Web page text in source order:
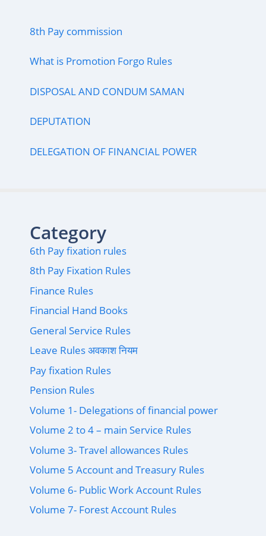
8th Pay commission
What is Promotion Forgo Rules
DISPOSAL AND CONDUM SAMAN
DEPUTATION
DELEGATION OF FINANCIAL POWER
Category
6th Pay fixation rules
8th Pay Fixation Rules
Finance Rules
Financial Hand Books
General Service Rules
Leave Rules अवकाश नियम
Pay fixation Rules
Pension Rules
Volume 1- Delegations of financial power
Volume 2 to 4 – main Service Rules
Volume 3- Travel allowances Rules
Volume 5 Account and Treasury Rules
Volume 6- Public Work Account Rules
Volume 7- Forest Account Rules